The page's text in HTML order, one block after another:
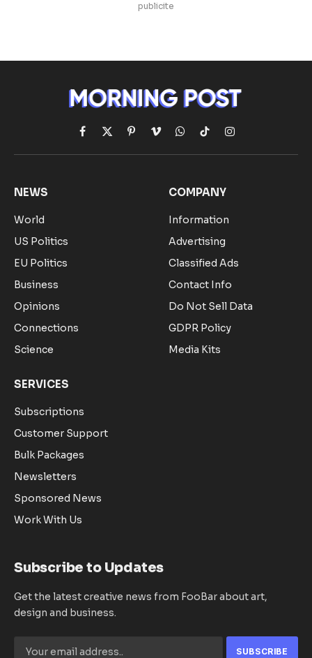
publicite
Facebook
X
(Twitter)
Pinterest
VimeoWhatsApp
TikTokInstagram
NEWS
World
US Politics
EU Politics
Business
Opinions
Connections
Science
COMPANY
Information
Advertising
Classified Ads
Contact Info
Do Not Sell Data
GDPR Policy
Media Kits
SERVICES
Subscriptions
Customer Support
Bulk Packages
Newsletters
Sponsored News
Work With Us
Subscribe to Updates
Get the latest creative news from FooBar about art,
design and business.